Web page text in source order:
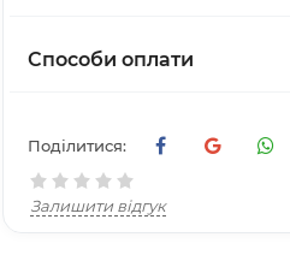
Способи оплати
Поділитися:
Залишити відгук